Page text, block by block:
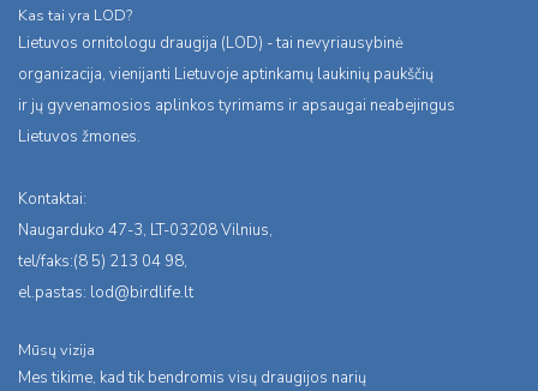
Kas tai yra LOD?
Lietuvos ornitologu draugija (LOD) - tai nevyriausybinė
organizacija, vienijanti Lietuvoje aptinkamų laukinių paukščių
ir jų gyvenamosios aplinkos tyrimams ir apsaugai neabejingus
Lietuvos žmones.
Kontaktai:
Naugarduko 47-3, LT-03208 Vilnius,
tel/faks:(8 5) 213 04 98,
el.pastas: lod@birdlife.lt
Mūsų vizija
Mes tikime, kad tik bendromis visų draugijos narių